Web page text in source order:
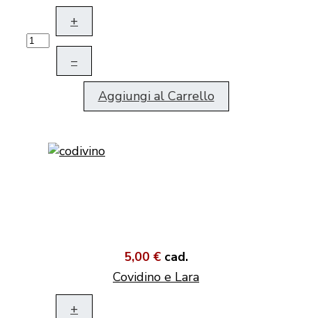
+
–
Aggiungi al Carrello
5,00 € cad.
Covidino e Lara
+